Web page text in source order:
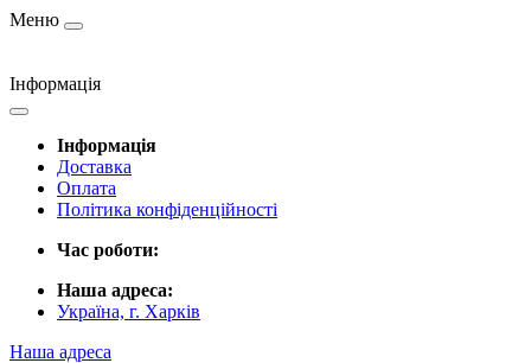
Меню
Інформація
Інформація
Доставка
Оплата
Політика конфіденційності
Час роботи:
Наша адреса:
Україна, г. Харків
Наша адреса